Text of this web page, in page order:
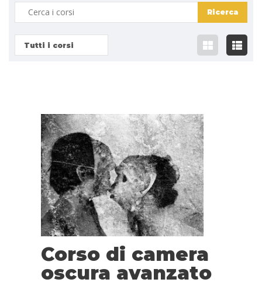
Tutti i corsi
Corso di camera
oscura avanzato